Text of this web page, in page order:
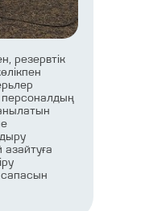
резервтік